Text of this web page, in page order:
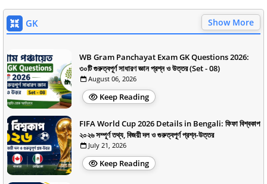
GK Show More
WB Gram Panchayat Exam GK Questions 2026:
৩০টি গুরুত্বপূর্ণ সাধারণ জ্ঞান প্রশ্ন ও উত্তর (Set - 08)
August 06, 2026
Keep Reading
FIFA World Cup 2026 Details in Bengali: ফিফা বিশ্বকাপ
২০২৬ সম্পূর্ণ তথ্য, বিজয়ী দল ও গুরুত্বপূর্ণ প্রশ্ন-উত্তর
July 21, 2026
Keep Reading